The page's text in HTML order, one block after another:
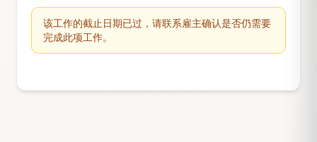
该工作的截止日期已过，请联系雇主确认是否仍需要
完成此项工作。